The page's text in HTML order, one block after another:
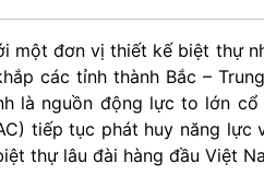
một đơn vị thiết kế biệt thự
các tỉnh thành Bắc –
là nguồn động lực to lớn
tiếp tục phát huy năng
thự lâu đài hàng đầu Việt